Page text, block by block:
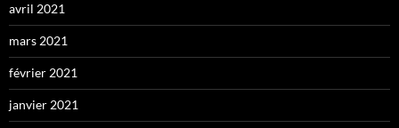
avril 2021
mars 2021
février 2021
janvier 2021